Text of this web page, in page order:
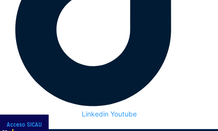
Linkedin Youtube
Acceso SICAU